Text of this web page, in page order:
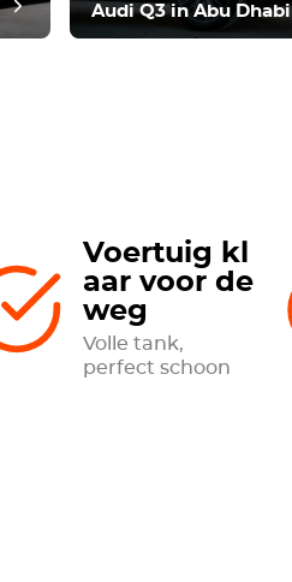
Audi Q3 in Abu Dhabi
Voertuig kl
aar voor de
weg
Volle tank,
perfect schoon